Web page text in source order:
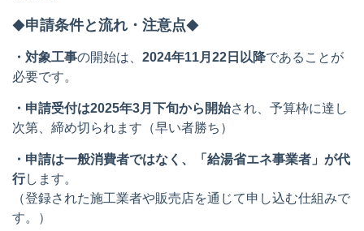
◆申請条件と流れ・注意点◆
・対象工事の開始は、 2024年11月22日以降であることが
必要です。
・申請受付は2025年3月下旬から開始され、予算枠に達し
次第、締め切られます（早い者勝ち）
・申請は一般消費者ではなく、「給湯省エネ事業者」が代
行します。
（登録された施工業者や販売店を通じて申し込む仕組みで
す。）